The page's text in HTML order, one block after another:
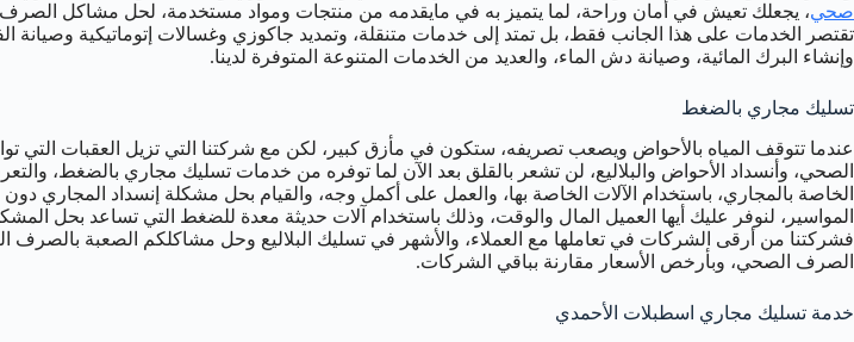
صحي، يجعلك تعيش في أمان وراحة، لما يتميز به في مايقدمه من منتجات ومواد مستخدمة، لحل مشاكل
تقتصر الخدمات على هذا الجانب فقط، بل تمتد إلى خدمات متنقلة، وتمديد جاكوزي وغسالات إتوماتيكية وصيانة
وإنشاء البرك المائية، وصيانة دش الماء، والعديد من الخدمات المتنوعة المتوفرة لدينا.
تسليك مجاري بالضغط
عندما تتوقف المياه بالأحواض ويصعب تصريفه، ستكون في مأزق كبير، لكن مع شركتنا التي تزيل العقبات التي
الصحي، وأنسداد الأحواض والبلاليع، لن تشعر بالقلق بعد الآن لما توفره من خدمات تسليك مجاري بالضغط،
الخاصة بالمجاري، باستخدام الآلات الخاصة بها، والعمل على أكمل وجه، والقيام بحل مشكلة إنسداد المجاري دون
المواسير، لنوفر عليك أيها العميل المال والوقت، وذلك باستخدام آلات حديثة معدة للضغط التي تساعد بحل
فشركتنا من أرقى الشركات في تعاملها مع العملاء، والأشهر في تسليك البلاليع وحل مشاكلكم الصعبة
الصرف الصحي، وبأرخص الأسعار مقارنة بباقي الشركات.
خدمة تسليك مجاري اسطبلات الأحمدي